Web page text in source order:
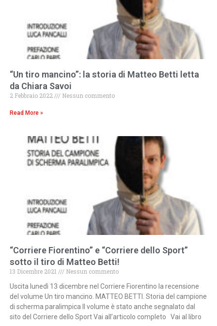
“Un tiro mancino”: la storia di Matteo Betti letta
da Chiara Savoi
2 Febbraio 2022 Nessun commento
Read More »
“Corriere Fiorentino” e “Corriere dello Sport”
sotto il tiro di Matteo Betti!
13 Dicembre 2021
Nessun commento
Uscita lunedì 13 dicembre nel Corriere Fiorentino la recensione
del volume Un tiro mancino. MATTEO BETTI. Storia del campione
di scherma paralimpica Il volume è stato anche segnalato dal
sito del Corriere dello Sport Vai all’articolo completo Vai al libro